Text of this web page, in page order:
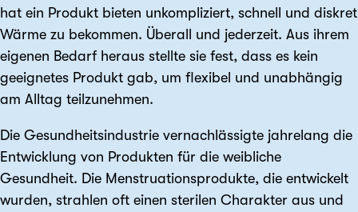
hat ein Produkt bieten unkompliziert, schnell und diskret
Wärme zu bekommen. Überall und jederzeit. Aus ihrem
eigenen Bedarf heraus stellte sie fest, dass es kein
geeignetes Produkt gab, um flexibel und unabhängig
am Alltag teilzunehmen.
Die Gesundheitsindustrie vernachlässigte jahrelang die
Entwicklung von Produkten für die weibliche
Gesundheit. Die Menstruationsprodukte, die entwickelt
wurden, strahlen oft einen sterilen Charakter aus und